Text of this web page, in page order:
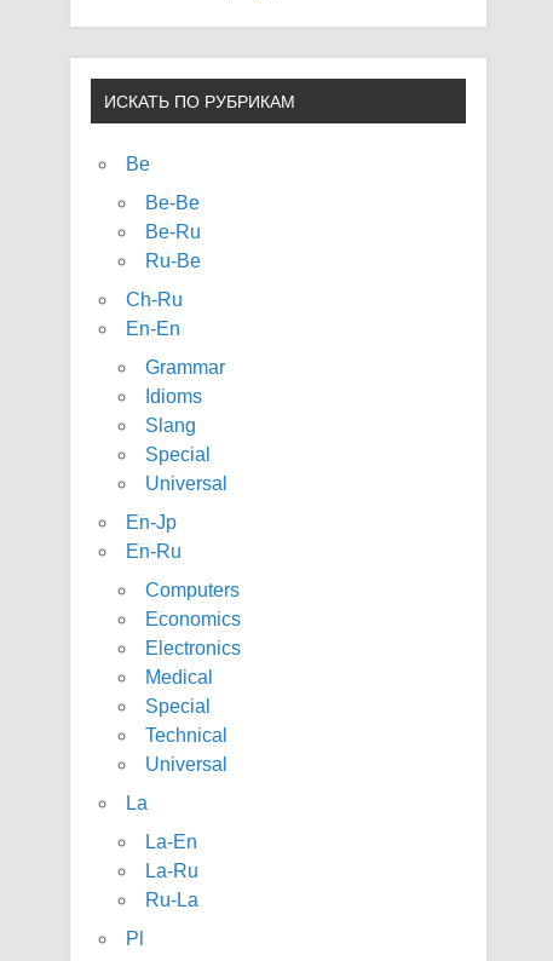
ИСКАТЬ ПО РУБРИКАМ
Be
Be-Be
Be-Ru
Ru-Be
Ch-Ru
En-En
Grammar
Idioms
Slang
Special
Universal
En-Jp
En-Ru
Computers
Economics
Electronics
Medical
Special
Technical
Universal
La
La-En
La-Ru
Ru-La
Pl